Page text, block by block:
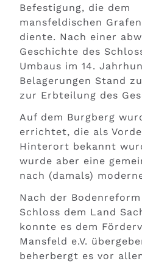
Befestigung, die dem
mansfeldischen
diente. Nach einer
Geschichte des
Umbaus im 14.
Belagerungen Stand
zur Erbteilung des
Auf dem Burgberg
errichtet, die als
Hinterort bekannt
wurde aber eine
nach (damals)
Nach der
Schloss dem Land
konnte es dem
Mansfeld e.V.
beherbergt es vor